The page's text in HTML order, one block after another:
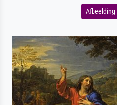
Afbeelding